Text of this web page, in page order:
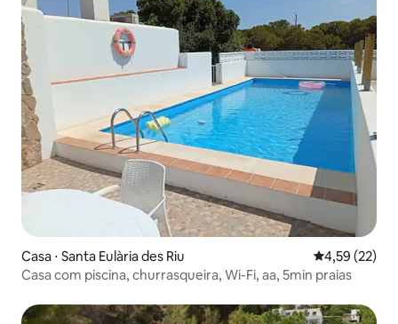
Casa ⋅ Santa Eulària des Riu 4,59 de uma
4,59 (22)
Casa com piscina, churrasqueira, Wi-Fi, aa, 5min praias